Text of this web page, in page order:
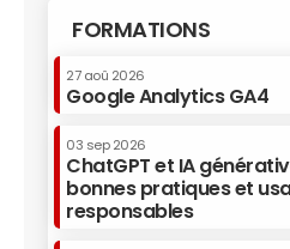
FORMATIONS
27 aoû 2026
Google Analytics GA4
03 sep 2026
ChatGPT et IA
bonnes pratiques et
responsables